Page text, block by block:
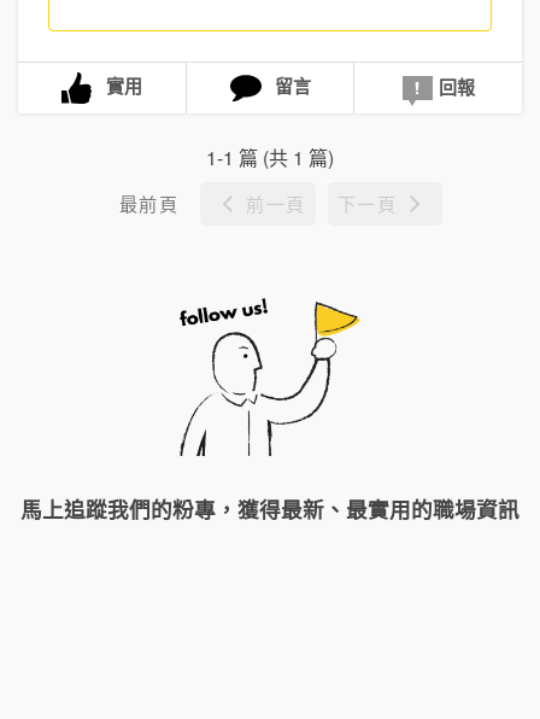
實用 留言 回報
1-1 篇 (共 1 篇)
最前頁 前一頁 下一頁
馬上追蹤我們的粉專，獲得最新、最實用的職場資訊